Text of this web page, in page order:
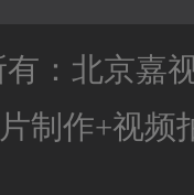
有：北京嘉
制作+视频